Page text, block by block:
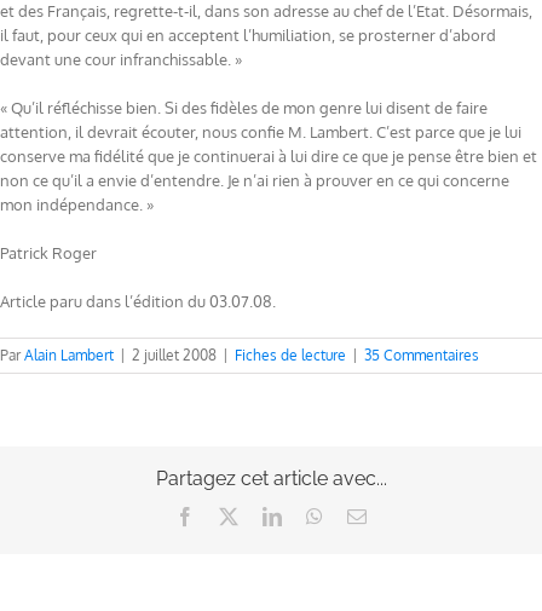
et des Français, regrette-t-il, dans son adresse au chef de l’Etat. Désormais,
il faut, pour ceux qui en acceptent l’humiliation, se prosterner d’abord
devant une cour infranchissable. »
« Qu’il réfléchisse bien. Si des fidèles de mon genre lui disent de faire
attention, il devrait écouter, nous confie M. Lambert. C’est parce que je lui
conserve ma fidélité que je continuerai à lui dire ce que je pense être bien et
non ce qu’il a envie d’entendre. Je n’ai rien à prouver en ce qui concerne
mon indépendance. »
Patrick Roger
Article paru dans l’édition du 03.07.08.
ParAlain Lambert 2 juillet 2008 Fiches de lecture 35 Commentaires
Partagez cet article avec...
Facebook LinkedInWhatsApp
Email